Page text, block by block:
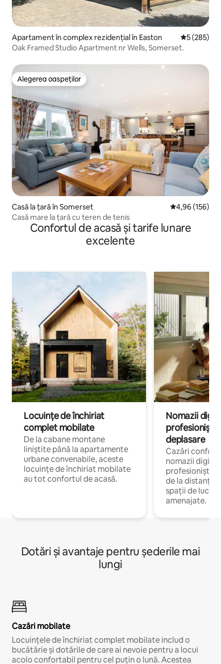
Apartament în complex rezidențial în Easton Scor mediu
5 (285)
Oak Framed Studio Apartment nr Wells, Somerset.
Alegerea oaspeților
Alegerea oaspeților
Casă la țară în Somerset Scor mediu de
4,96 (156)
Casă mare la țară cu teren de tenis
Confortul de acasă și tarife lunare
excelente
Locuințe de închiriat
complet mobilate
De la cabane montane
liniștite până la apartamente
urbane convenabile, aceste
locuințe de închiriat mobilate
au tot confortul de acasă.
Nomazii
profesioniștii
deplasare
Cazări
nomazii
profesioniștii
de la distanță,
spații de lucru
amenajate.
Dotări și avantaje pentru șederile mai
lungi
Cazări mobilate
Locuințele de închiriat complet mobilate includ o
bucătărie și dotările de care ai nevoie pentru a locui
acolo confortabil pentru cel puțin o lună. Acestea